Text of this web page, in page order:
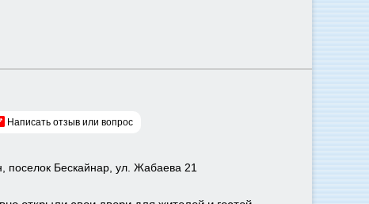
Написать отзыв или вопрос
поселок Бескайнар, ул. Жабаева 21